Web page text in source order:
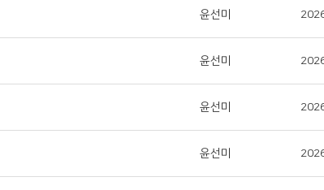
윤선미
윤선미
윤선미
윤선미